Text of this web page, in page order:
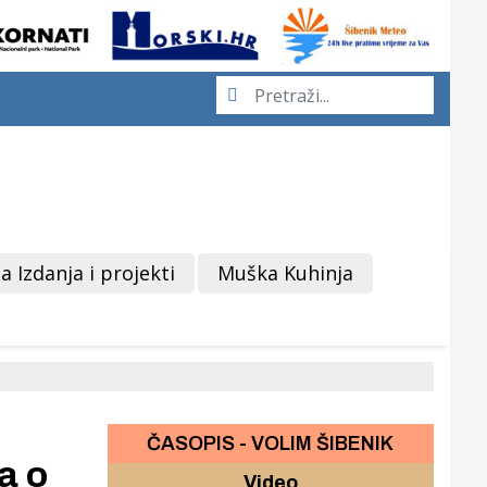
Izdanja i projekti Muška Kuhinja
o
ČASOPIS - VOLIM ŠIBENIK
Video